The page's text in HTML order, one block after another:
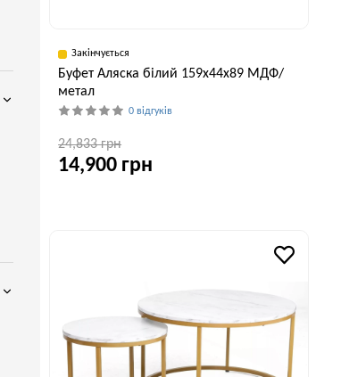
Закінчується
Буфет Аляска білий 159x44x89 МДФ/
метал
0 відгуків
24,833 грн
14,900 грн